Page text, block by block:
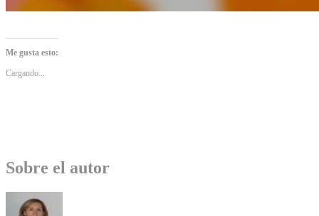
Me gusta esto:
Cargando...
Sobre el autor